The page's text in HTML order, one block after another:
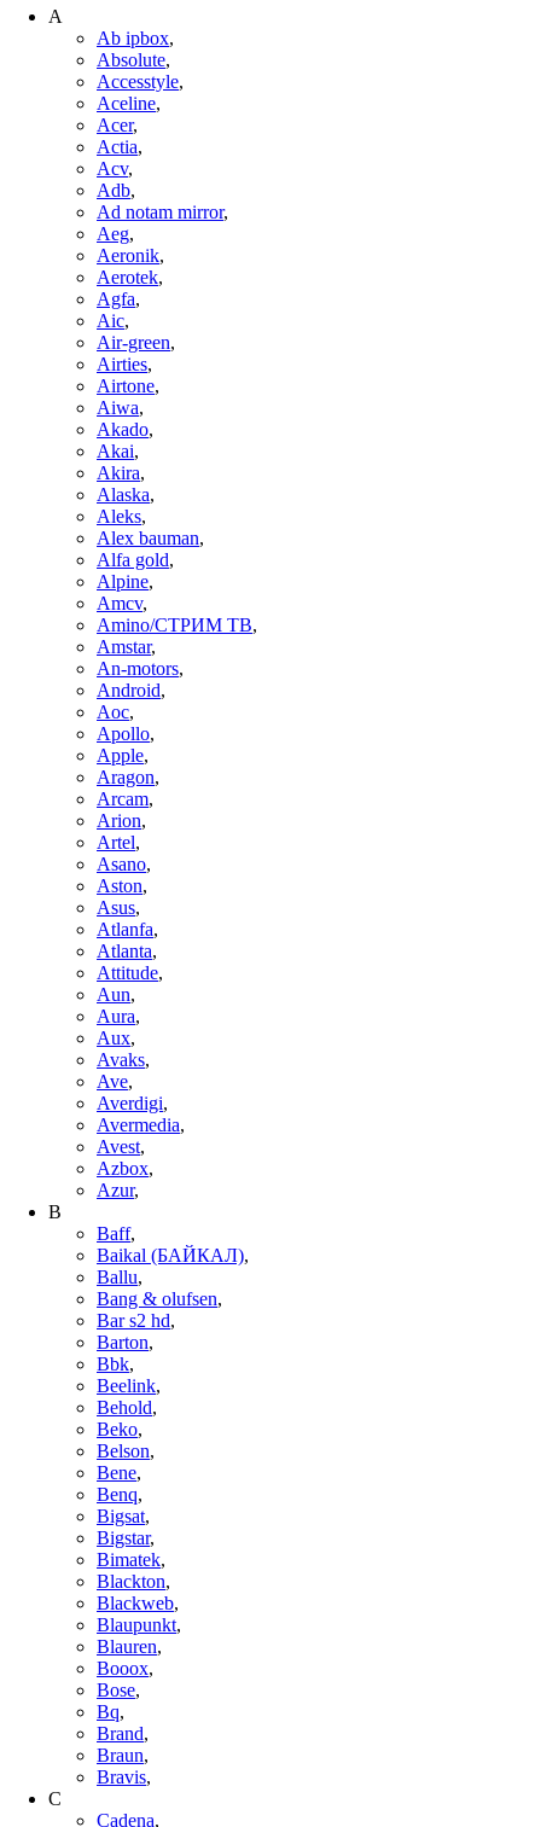
A
Ab ipbox,
Absolute,
Accesstyle,
Aceline,
Acer,
Actia,
Acv,
Adb,
Ad notam mirror,
Aeg,
Aeronik,
Aerotek,
Agfa,
Aic,
Air-green,
Airties,
Airtone,
Aiwa,
Akado,
Akai,
Akira,
Alaska,
Aleks,
Alex bauman,
Alfa gold,
Alpine,
Amcv,
Amino/СТРИМ ТВ,
Amstar,
An-motors,
Android,
Aoc,
Apollo,
Apple,
Aragon,
Arcam,
Arion,
Artel,
Asano,
Aston,
Asus,
Atlanfa,
Atlanta,
Attitude,
Aun,
Aura,
Aux,
Avaks,
Ave,
Averdigi,
Avermedia,
Avest,
Azbox,
Azur,
B
Baff,
Baikal (БАЙКАЛ),
Ballu,
Bang & olufsen,
Bar s2 hd,
Barton,
Bbk,
Beelink,
Behold,
Beko,
Belson,
Bene,
Benq,
Bigsat,
Bigstar,
Bimatek,
Blackton,
Blackweb,
Blaupunkt,
Blauren,
Booox,
Bose,
Bq,
Brand,
Braun,
Bravis,
C
Cadena,